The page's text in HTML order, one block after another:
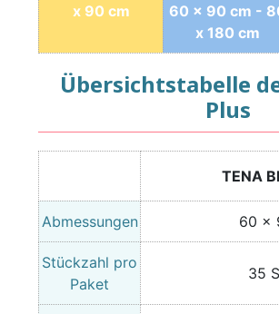
x 90 cm
60 x 90 cm -
x 180 cm
Übersichtstabelle
Plus
TENA
Abmessungen 60 x
Stückzahl pro
Paket
35